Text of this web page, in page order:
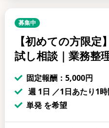
募集中
【初めての方限
試し相談｜業務整
固定報酬：5,000円
週 1日 ／1日あたり1
単発 を希望